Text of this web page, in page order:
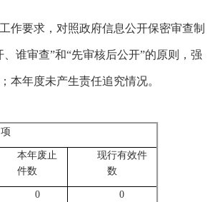
作要求，对照政府信息公开保密审查制
谁审查”和“先审核后公开”的原则，强
本年度未产生责任追究情况。
本年废止
件数
现行有效件
数
0 0